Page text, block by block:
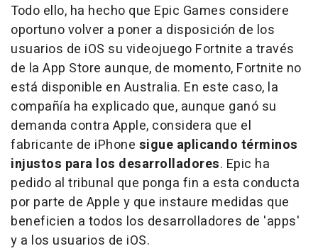
Todo ello, ha hecho que Epic Games considere
oportuno volver a poner a disposición de los
usuarios de iOS su videojuego Fortnite a través
de la App Store aunque, de momento, Fortnite no
está disponible en Australia. En este caso, la
compañía ha explicado que, aunque ganó su
demanda contra Apple, considera que el
fabricante de iPhone sigue aplicando términos
injustos para los desarrolladores. Epic ha
pedido al tribunal que ponga fin a esta conducta
por parte de Apple y que instaure medidas que
beneficien a todos los desarrolladores de 'apps'
y a los usuarios de iOS.